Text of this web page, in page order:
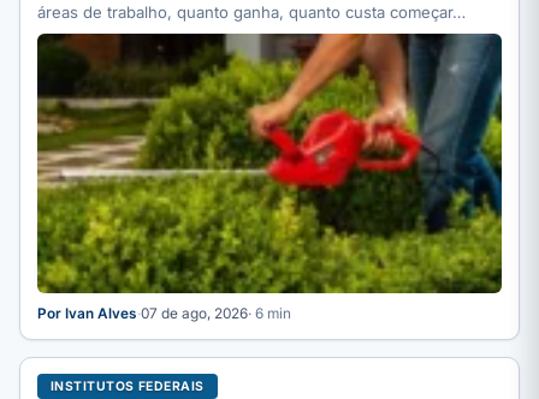
áreas de trabalho, quanto ganha, quanto custa começar…
Por Ivan Alves·07 de ago, 2026· 6 min
INSTITUTOS FEDERAIS